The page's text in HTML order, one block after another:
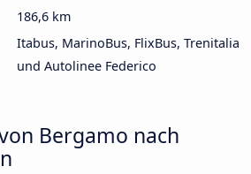
186,6 km
Itabus, MarinoBus, FlixBus, Trenitalia
und Autolinee Federico
Bergamo nach